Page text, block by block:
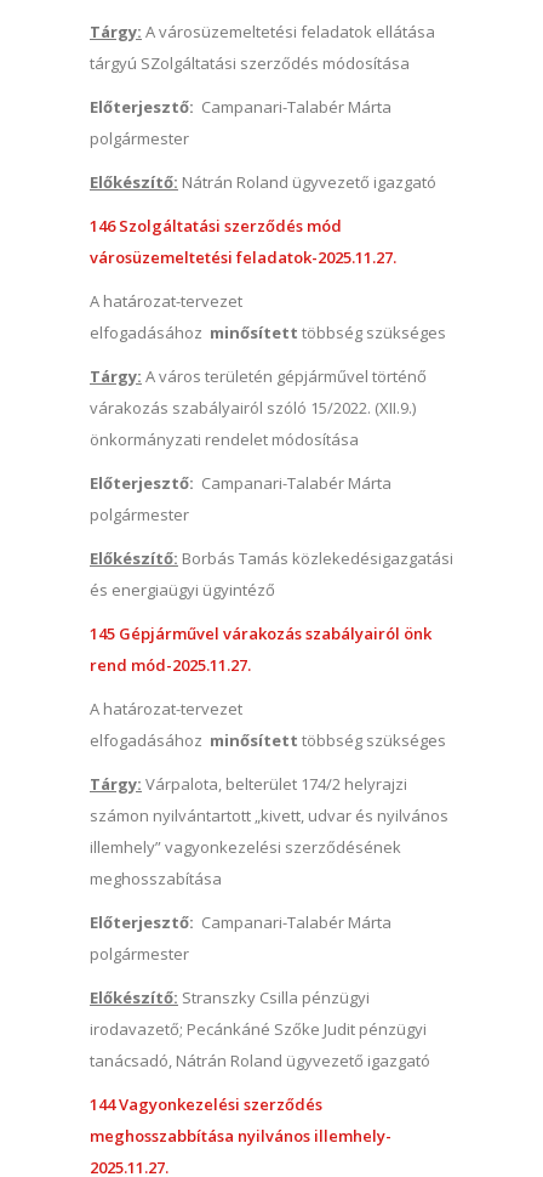
Tárgy: A városüzemeltetési feladatok ellátása
tárgyú SZolgáltatási szerződés módosítása
Előterjesztő: Campanari-Talabér Márta
polgármester
Előkészítő: Nátrán Roland ügyvezető igazgató
146 Szolgáltatási szerződés mód
városüzemeltetési feladatok-2025.11.27.
A határozat-tervezet
elfogadásához minősített többség szükséges
Tárgy: A város területén gépjárművel történő
várakozás szabályairól szóló 15/2022. (XII.9.)
önkormányzati rendelet módosítása
Előterjesztő: Campanari-Talabér Márta
polgármester
Előkészítő: Borbás Tamás közlekedésigazgatási
és energiaügyi ügyintéző
145 Gépjárművel várakozás szabályairól önk
rend mód-2025.11.27.
A határozat-tervezet
elfogadásához minősített többség szükséges
Tárgy: Várpalota, belterület 174/2 helyrajzi
számon nyilvántartott „kivett, udvar és nyilvános
illemhely” vagyonkezelési szerződésének
meghosszabítása
Előterjesztő: Campanari-Talabér Márta
polgármester
Előkészítő: Stranszky Csilla pénzügyi
irodavazető; Pecánkáné Szőke Judit pénzügyi
tanácsadó, Nátrán Roland ügyvezető igazgató
144 Vagyonkezelési szerződés
meghosszabbítása nyilvános illemhely-
2025.11.27.